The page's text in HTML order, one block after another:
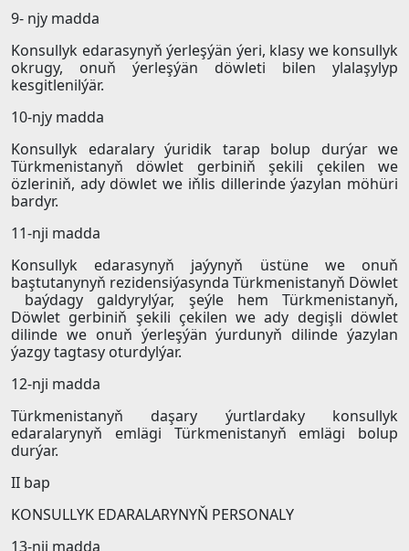
9- njy madda
Konsullyk edarasynyň ýerleşýän ýeri, klasy we konsullyk
okrugy, onuň ýerleşýän döwleti bilen ylalaşylyp
kesgitlenilýär.
10-njy madda
Konsullyk edaralary ýuridik tarap bolup durýar we
Türkmenistanyň döwlet gerbiniň şekili çekilen we
özleriniň, ady döwlet we iňlis dillerinde ýazylan möhüri
bardyr.
11-nji madda
Konsullyk edarasynyň jaýynyň üstüne we onuň
baştutanynyň rezidensiýasynda Türkmenistanyň Döwlet
baýdagy galdyrylýar, şeýle hem Türkmenistanyň,
Döwlet gerbiniň şekili çekilen we ady degişli döwlet
dilinde we onuň ýerleşýän ýurdunyň dilinde ýazylan
ýazgy tagtasy oturdylýar.
12-nji madda
Türkmenistanyň daşary ýurtlardaky konsullyk
edaralarynyň emlägi Türkmenistanyň emlägi bolup
durýar.
II bap
KONSULLYK EDARALARYNYŇ PERSONALY
13-nji madda